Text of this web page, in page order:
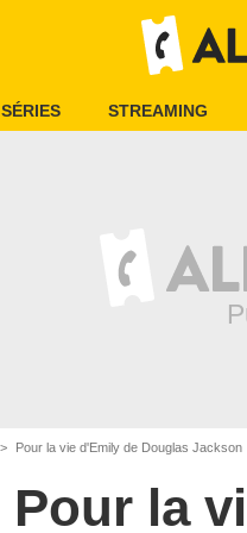
SÉRIES STREAMING
Pour la vie d'Emily de Douglas Jackson
Pour la